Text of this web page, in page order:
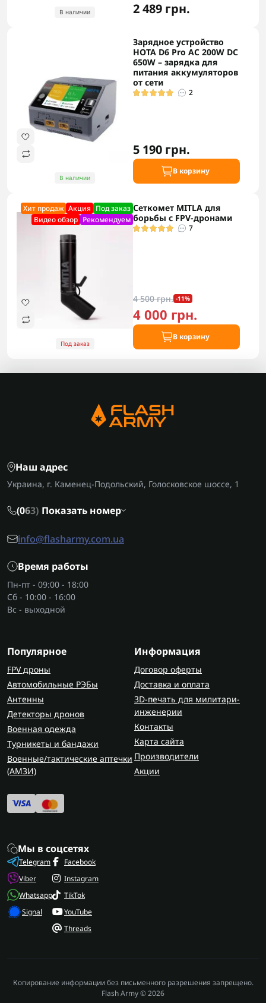
В наличии 2 489 грн.
В наличии
Зарядное устройство
HOTA D6 Pro AC 200W DC
650W – зарядка для
питания аккумуляторов
от сети
2
5 190 грн.
В корзину
Хит продаж Акция Под заказ
Видео обзор Рекомендуем
Под заказ
Сеткомет MITLA для
борьбы с FPV-дронами
7
4 500 грн. -11%
4 000 грн.
В корзину
Наш адрес
Украина, г. Каменец-Подольский, Голосковское шоссе, 1
(063) Показать номер
info@flasharmy.com.ua
Время работы
Пн-пт - 09:00 - 18:00
Сб - 10:00 - 16:00
Вс - выходной
Популярное
FPV дроны
Автомобильные РЭБы
Антенны
Детекторы дронов
Военная одежда
Турникеты и бандажи
Военные/тактические аптечки
(AMЗИ)
Информация
Договор оферты
Доставка и оплата
3D-печать для милитари-
инженерии
Контакты
Карта сайта
Производители
Акции
Мы в соцсетях
Telegram
Viber
Whatsapp
Signal
Facebook
Instagram
TikTok
YouTube
Threads
Копирование информации без письменного разрешения запрещено.
Flash Army © 2026